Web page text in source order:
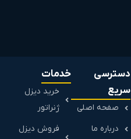
دسترسی
سریع
صفحه اصلی
درباره ما
خدمات
خرید دیزل
ژنراتور
فروش دیزل